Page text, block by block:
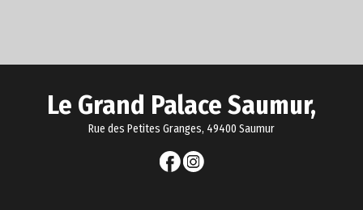
Le Grand Palace Saumur,
Rue des Petites Granges, 49400 Saumur